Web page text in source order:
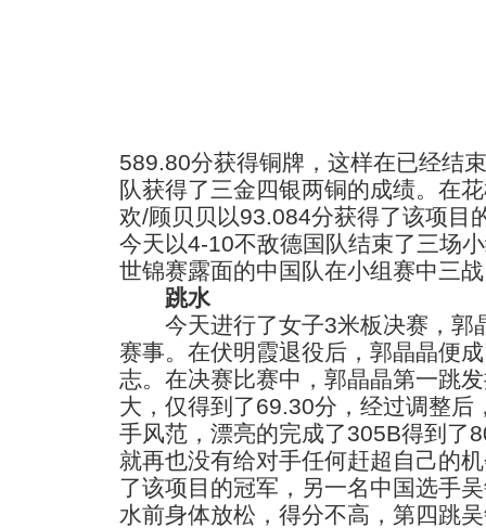
589.80分获得铜牌，这样在已经结
队获得了三金四银两铜的成绩。在
欢/顾贝贝以93.084分获得了该项目
今天以4-10不敌德国队结束了三场
世锦赛露面的中国队在小组赛中三
跳水
今天进行了女子3米板决赛，郭
赛事。在伏明霞退役后，郭晶晶便
志。在决赛比赛中，郭晶晶第一跳
大，仅得到了69.30分，经过调整后
手风范，漂亮的完成了305B得到了
就再也没有给对手任何赶超自己的
了该项目的冠军，另一名中国选手
水前身体放松，得分不高，第四跳